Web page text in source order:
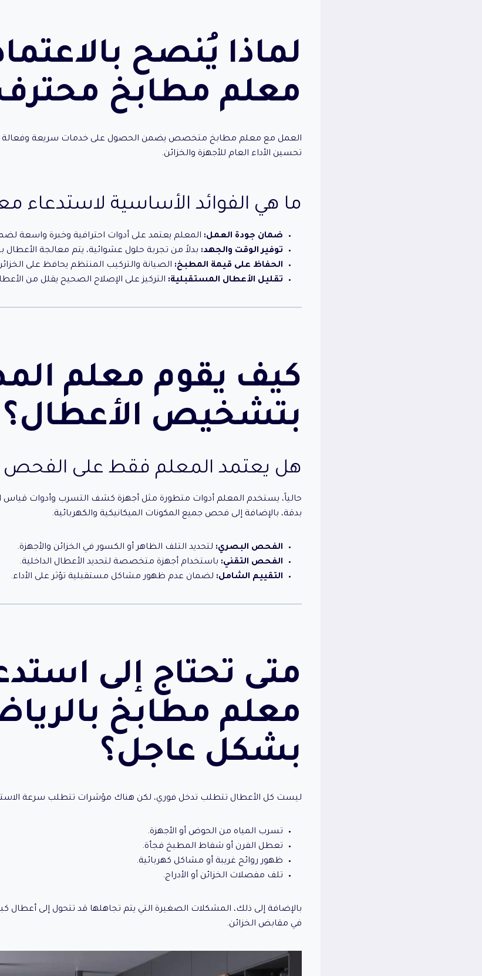
لماذا يُنصح
معلم مطابخ
العمل مع معلم مطابخ متخصص يضمن الحصول على خدمات سريعة وفعالة
تحسين الأداء العام للأجهزة والخزائن.
ما هي الفوائد الأساسية لاستدعاء
ضمان جودة العمل: المعلم يعتمد على أدوات احترافية وخبرة واسعة
توفير الوقت والجهد: بدلاً من تجربة حلول عشوائية، يتم معالجة
الحفاظ على قيمة المطبخ: الصيانة والتركيب المنتظم يحافظ على
تقليل الأعطال المستقبلية: التركيز على الإصلاح الصحيح يقلل من
كيف يقوم معلم
بتشخيص الأعطال؟
هل يعتمد المعلم فقط على الفحص
حالياً، يستخدم المعلم أدوات متطورة مثل أجهزة كشف التسرب وأدوات قياس
بدقة، بالإضافة إلى فحص جميع المكونات الميكانيكية والكهربائية.
الفحص البصري: لتحديد التلف الظاهر أو الكسور في الخزائن والأجهزة.
الفحص التقني: باستخدام أجهزة متخصصة لتحديد الأعطال الداخلية.
التقييم الشامل: لضمان عدم ظهور مشاكل مستقبلية تؤثر على الأداء.
متى تحتاج إلى
معلم مطابخ
بشكل عاجل؟
ليست كل الأعطال تتطلب تدخل فوري، لكن هناك مؤشرات تتطلب سرعة
تسرب المياه من الحوض أو الأجهزة.
تعطل الفرن أو شفاط المطبخ فجأة.
ظهور روائح غريبة أو مشاكل كهربائية.
تلف مفصلات الخزائن أو الأدراج.
بالإضافة إلى ذلك، المشكلات الصغيرة التي يتم تجاهلها قد تتحول إلى أعطال
في مقابض الخزائن.